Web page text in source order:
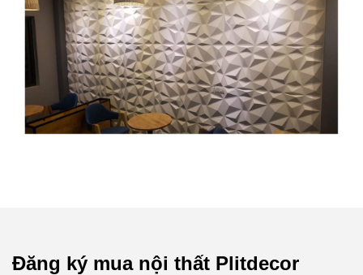
Đăng ký mua nội thất Plitdecor